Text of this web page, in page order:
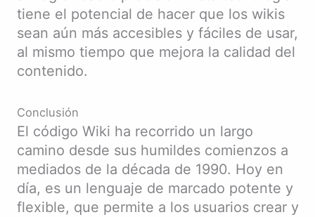
tiene el potencial de hacer que los wikis
sean aún más accesibles y fáciles de usar,
al mismo tiempo que mejora la calidad del
contenido.
Conclusión
El código Wiki ha recorrido un largo
camino desde sus humildes comienzos a
mediados de la década de 1990. Hoy en
día, es un lenguaje de marcado potente y
flexible, que permite a los usuarios crear y